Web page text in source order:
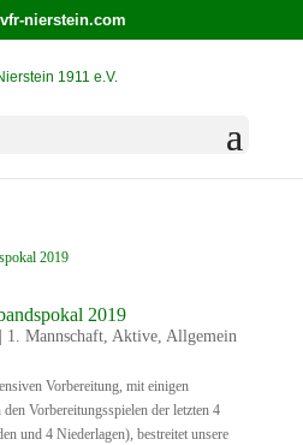
nierstein.com
2019
1. Mannschaft, Aktive, Allgemein
Vorbereitung, mit einigen
Vorbereitungsspielen der letzten 4
und 4 Niederlagen), bestreitet unsere